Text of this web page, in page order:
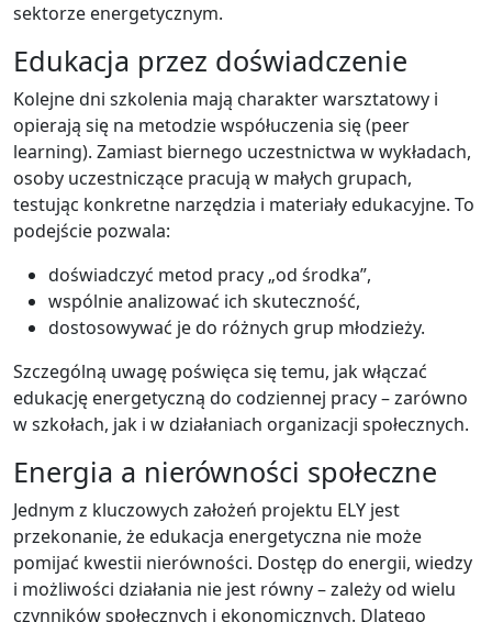
sektorze energetycznym.
Edukacja przez doświadczenie
Kolejne dni szkolenia mają charakter warsztatowy i
opierają się na metodzie współuczenia się (peer
learning). Zamiast biernego uczestnictwa w wykładach,
osoby uczestniczące pracują w małych grupach,
testując konkretne narzędzia i materiały edukacyjne. To
podejście pozwala:
doświadczyć metod pracy „od środka”,
wspólnie analizować ich skuteczność,
dostosowywać je do różnych grup młodzieży.
Szczególną uwagę poświęca się temu, jak włączać
edukację energetyczną do codziennej pracy – zarówno
w szkołach, jak i w działaniach organizacji społecznych.
Energia a nierówności społeczne
Jednym z kluczowych założeń projektu ELY jest
przekonanie, że edukacja energetyczna nie może
pomijać kwestii nierówności. Dostęp do energii, wiedzy
i możliwości działania nie jest równy – zależy od wielu
czynników społecznych i ekonomicznych. Dlatego